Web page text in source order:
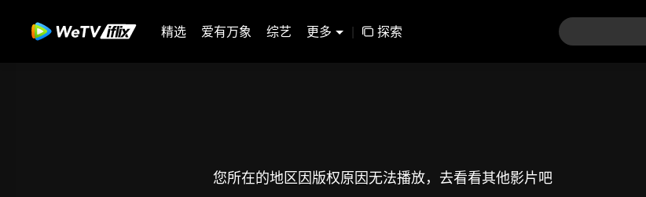
精选 爱有万象 综艺 更多 | 探索
您所在的地区因版权原因无法播放，去看看其他影片吧